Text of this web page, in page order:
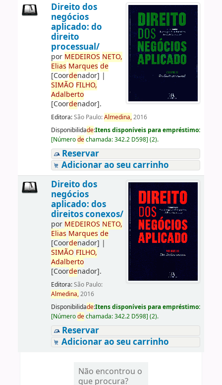
Direito dos
negócios
aplicado: do
direito
processual/
por MEDEIROS NETO,
Elias Marques de
[Coordenador] |
SIMÃO FILHO,
Adalberto
[Coordenador].
Editora:São Paulo:Almedina,2016
Disponibilidade:Itens disponíveis para empréstimo:
[Númerodechamada:342.2 D598] (2).
Reservar
Adicionar ao seu carrinho
Direito dos
negócios
aplicado: dos
direitos conexos/
por MEDEIROS NETO,
Elias Marques de
[Coordenador] |
SIMÃO FILHO,
Adalberto
[Coordenador].
Editora:São Paulo:
Almedina,2016
Disponibilidade:Itens disponíveis para empréstimo:
[Númerodechamada:342.2 D598] (2).
Reservar
Adicionar ao seu carrinho
Não encontrou o
que procura?